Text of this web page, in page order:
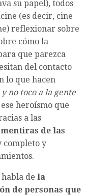
su papel), todos
(es decir, cine
reflexionar sobre
cómo la
que parezca
del contacto
lo que hacen
no toco a la gente
heroísmo que
a las
de las
completo y
de la
de personas que